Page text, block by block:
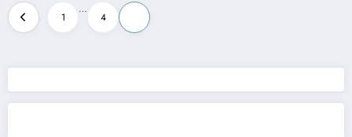
Paginación
de
entradas
1
…
4